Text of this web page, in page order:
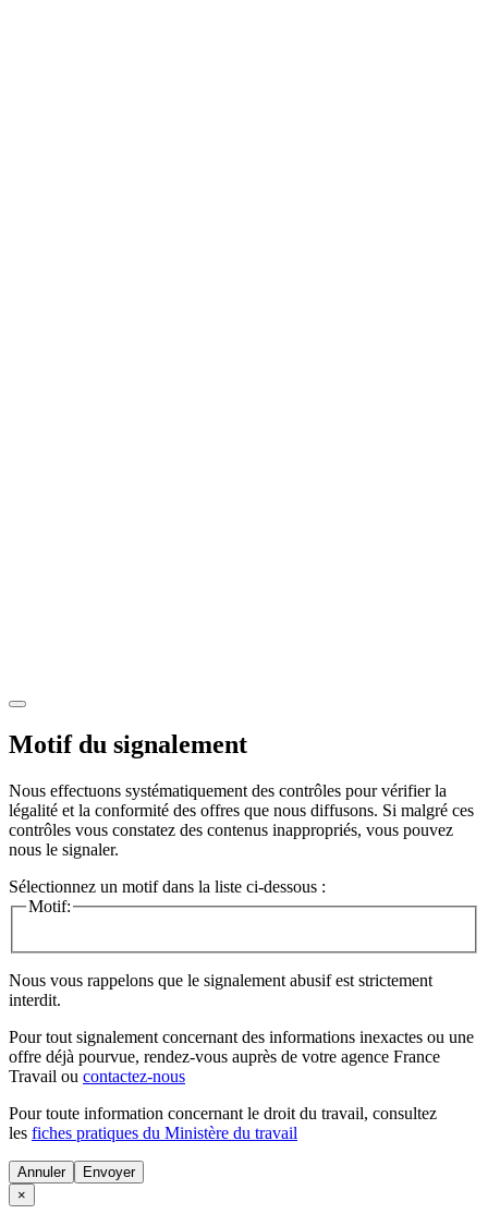
Motif du signalement
Nous effectuons systématiquement des contrôles pour vérifier la
légalité et la conformité des offres que nous diffusons. Si malgré ces
contrôles vous constatez des contenus inappropriés, vous pouvez
nous le signaler.
Sélectionnez un motif dans la liste ci-dessous :
Motif:
Nous vous rappelons que le signalement abusif est strictement
interdit.
Pour tout signalement concernant des informations inexactes ou une
offre déjà pourvue, rendez-vous auprès de votre agence France
Travail ou contactez-nous
Pour toute information concernant le droit du travail, consultez
les fiches pratiques du Ministère du travail
Annuler
×